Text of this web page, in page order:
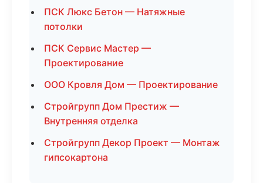
ПСК Люкс Бетон — Натяжные
потолки
ПСК Сервис Мастер —
Проектирование
ООО Кровля Дом — Проектирование
Стройгрупп Дом Престиж —
Внутренняя отделка
Стройгрупп Декор Проект — Монтаж
гипсокартона